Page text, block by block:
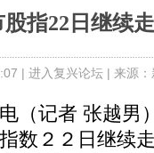
指22日继续
| 进入复兴论坛| 来源
记者 张越男
数２２日继续